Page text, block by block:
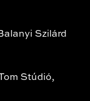
Szilárd
Stúdió,